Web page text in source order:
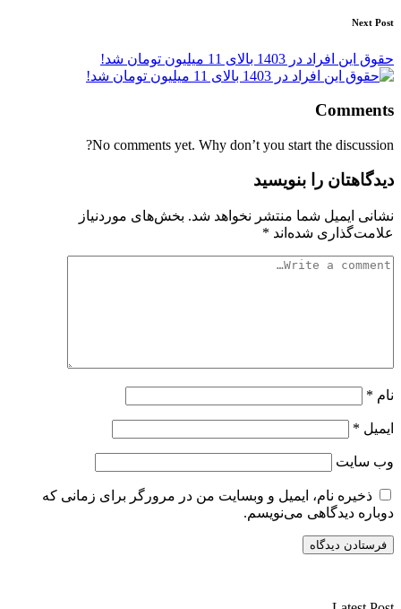
Next Post
حقوق این افراد در 1403 بالای 11 میلیون تومان شد!
Comments
No comments yet. Why don’t you start the discussion?
دیدگاهتان را بنویسید
نشانی ایمیل شما منتشر نخواهد شد. بخش‌های موردنیاز
علامت‌گذاری شده‌اند *
نام *
ایمیل *
وب‌ سایت
ذخیره نام، ایمیل و وبسایت من در مرورگر برای زمانی که
دوباره دیدگاهی می‌نویسم.